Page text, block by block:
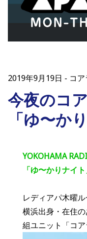
2019年9月19日 コ
今夜のコ
「ゆ〜か
YOKOHAMA
「ゆ〜かりナイト
レディアパ木曜
横浜出身・在住
組ユニット「コア